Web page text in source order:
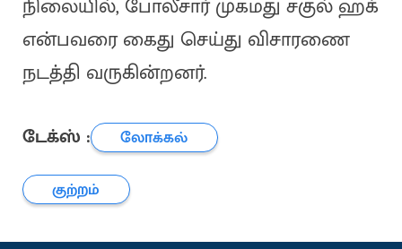
நிலையில், போலீசார் முகமது சகுல் ஹக்
என்பவரை கைது செய்து விசாரணை
நடத்தி வருகின்றனர்.
டேக்ஸ் :
லோக்கல்
குற்றம்